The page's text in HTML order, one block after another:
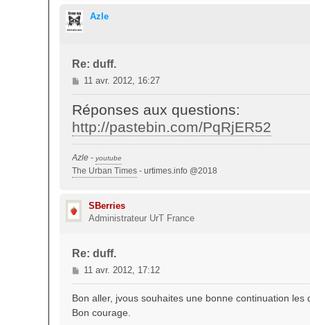
Azle
Re: duff.
M
e
s
s
a
g
e
11 avr. 2012, 16:27
Réponses aux questions:
http://pastebin.com/PqRjER52
Azle - youtube
The Urban Times - urtimes.info @2018
SBerries
Administrateur UrT France
Re: duff.
M
e
a
11 avr. 2012, 17:12
Bon aller, jvous souhaites une bonne continuation les
Bon courage.